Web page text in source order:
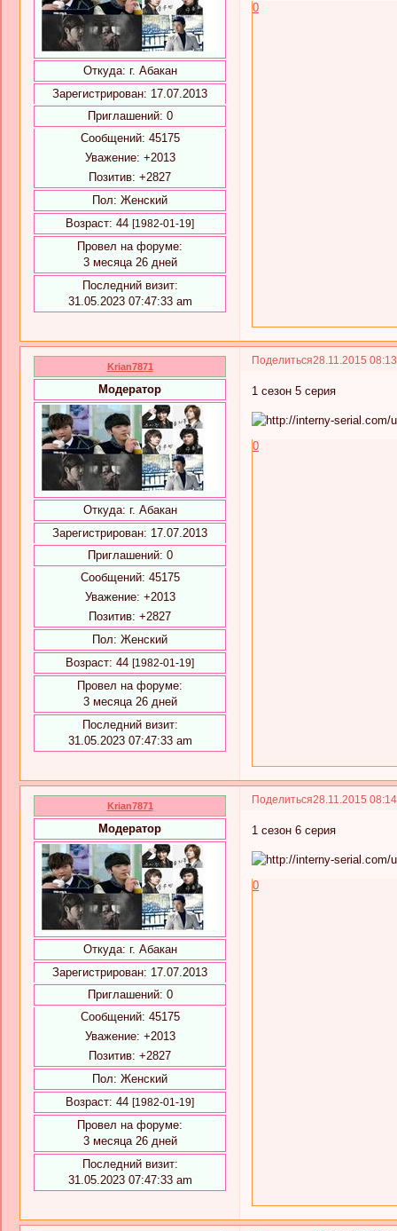
Откуда: г. Абакан
Зарегистрирован: 17.07.2013
Приглашений: 0
Сообщений: 45175
Уважение: +2013
Позитив: +2827
Пол: Женский
Возраст: 44 [1982-01-19]
Провел на форуме:
3 месяца 26 дней
Последний визит:
31.05.2023 07:47:33 am
0
Поделиться28.11.2015
Krian7871
Модератор
Откуда: г. Абакан
Зарегистрирован: 17.07.2013
Приглашений: 0
Сообщений: 45175
Уважение: +2013
Позитив: +2827
Пол: Женский
Возраст: 44 [1982-01-19]
Провел на форуме:
3 месяца 26 дней
Последний визит:
31.05.2023 07:47:33 am
1 сезон 5 серия
0
Поделиться28.11.2015
Krian7871
Модератор
Откуда: г. Абакан
Зарегистрирован: 17.07.2013
Приглашений: 0
Сообщений: 45175
Уважение: +2013
Позитив: +2827
Пол: Женский
Возраст: 44 [1982-01-19]
Провел на форуме:
3 месяца 26 дней
Последний визит:
31.05.2023 07:47:33 am
1 сезон 6 серия
0